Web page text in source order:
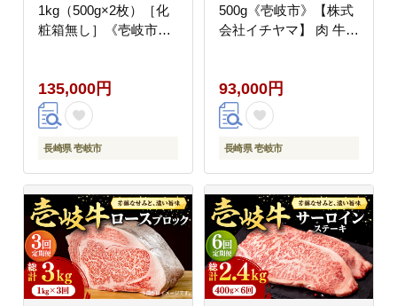
1kg（500g×2枚）［化
粧箱無し］《壱岐市》
ステーキ [JFE024]
100000 100000円 10万
円
135,000円
長崎県 壱岐市
500g《壱岐市》【株式
会社イチヤマ】 肉 牛肉
93000円
93,000円
長崎県 壱岐市